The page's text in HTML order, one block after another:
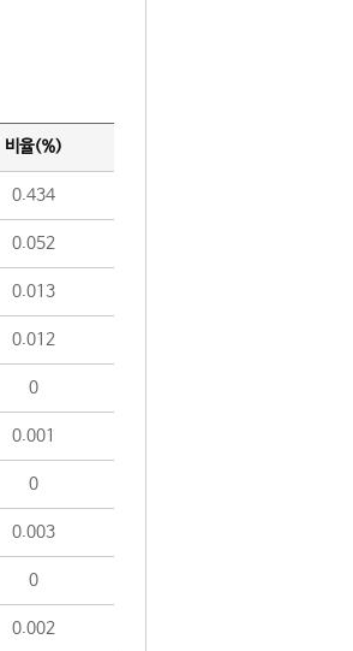
비율(%)
0.434
0.052
0.013
0.012
0
0.001
0
0.003
0
0.002